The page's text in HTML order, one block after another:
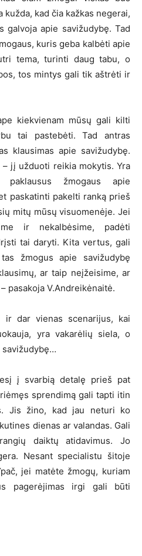
kad čia kažkas negerai,
galvoja apie savižudybę. Tad
kuris geba kalbėti apie
tema, turinti daug tabu, o
tos mintys gali tik aštrėti ir
kiekvienam mūsų gali kilti
tai pastebėti. Tad antras
klausimas apie savižudybę.
– jį užduoti reikia mokytis. Yra
žmogaus apie
paskatinti pakelti ranką prieš
mitų mūsų visuomenėje. Jei
ir nekalbėsime, padėti
tai daryti. Kita vertus, gali
žmogus apie savižudybę
ar taip neįžeisime, ar
pasakoja V.Andreikėnaitė.
ir dar vienas scenarijus, kai
yra vakarėlių siela, o
savižudybę…
į svarbią detalę prieš pat
sprendimą gali tapti itin
Jis žino, kad jau neturi ko
dienas ar valandas. Gali
daiktų atidavimus. Jo
Nesant specialistu šitoje
jei matėte žmogų, kuriam
pagerėjimas irgi gali būti